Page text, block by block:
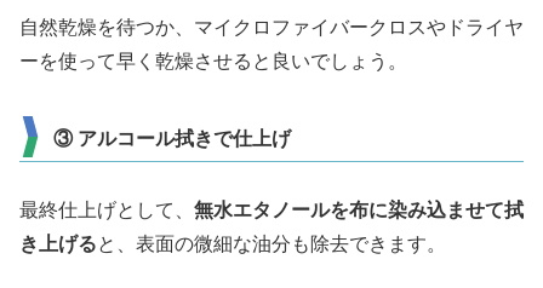
自然乾燥を待つか、マイクロファイバークロスやドライヤ
ーを使って早く乾燥させると良いでしょう。
③ アルコール拭きで仕上げ
最終仕上げとして、 無水エタノールを布に染み込ませて拭
き上げると、表面の微細な油分も除去できます。